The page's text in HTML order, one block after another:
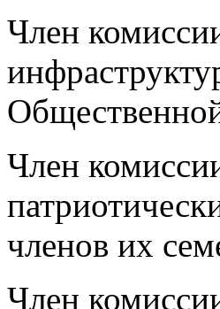
Член
Член
членов их
Член